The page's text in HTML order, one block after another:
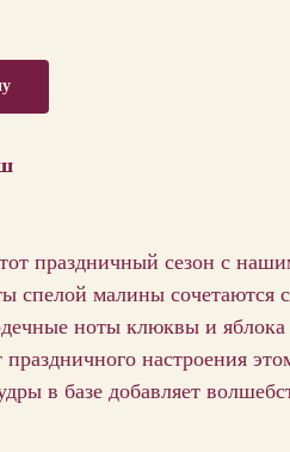
праздничный сезон с
спелой малины сочетаются
ноты клюквы и яблока
настроения
в базе добавляет